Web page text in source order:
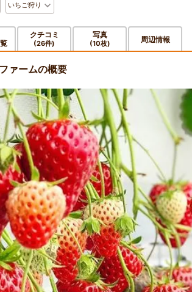
いちご狩り
クチコミ
(26件)
写真
(10枚) 周辺情報
ァームの概要